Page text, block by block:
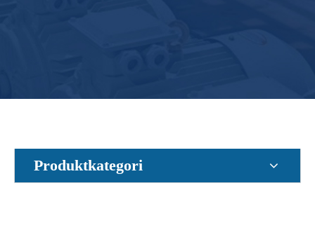
Produktkategori